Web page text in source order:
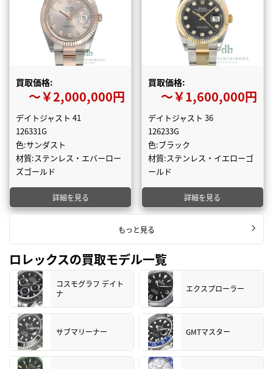
買取価格:
〜￥2,000,000円
デイトジャスト 41
126331G
色:サンダスト
材質:ステンレス・エバーロー
ズゴールド
詳細を見る
買取価格:
〜￥1,600,000円
デイトジャスト 36
126233G
色:ブラック
材質:ステンレス・イエローゴ
ールド
詳細を見る
もっと見る
ロレックスの買取モデル一覧
コスモグラフ デイト
ナ
エクスプローラー
サブマリーナー GMTマスター